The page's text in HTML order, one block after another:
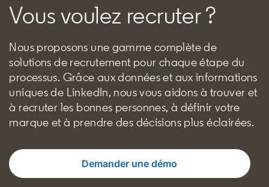
Vous voulez recruter ?
Nous proposons une gamme complète de
solutions de recrutement pour chaque étape du
processus. Grâce aux données et aux informations
uniques de LinkedIn, nous vous aidons à trouver et
à recruter les bonnes personnes, à définir votre
marque et à prendre des décisions plus éclairées.
Demander une démo